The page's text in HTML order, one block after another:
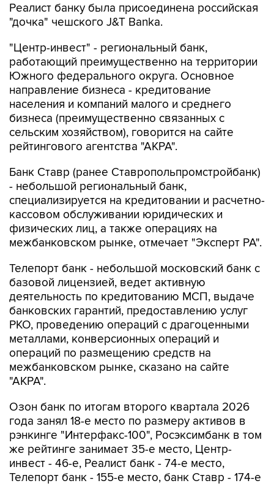
Реалист банку была присоединена российская
"дочка" чешского J&T Banka.
"Центр-инвест" - региональный банк,
работающий преимущественно на территории
Южного федерального округа. Основное
направление бизнеса - кредитование
населения и компаний малого и среднего
бизнеса (преимущественно связанных с
сельским хозяйством), говорится на сайте
рейтингового агентства "АКРА".
Банк Ставр (ранее Ставропольпромстройбанк)
- небольшой региональный банк,
специализируется на кредитовании и расчетно-
кассовом обслуживании юридических и
физических лиц, а также операциях на
межбанковском рынке, отмечает "Эксперт РА".
Телепорт банк - небольшой московский банк с
базовой лицензией, ведет активную
деятельность по кредитованию МСП, выдаче
банковских гарантий, предоставлению услуг
РКО, проведению операций с драгоценными
металлами, конверсионных операций и
операций по размещению средств на
межбанковском рынке, сказано на сайте
"АКРА".
Озон банк по итогам второго квартала 2026
года занял 18-е место по размеру активов в
рэнкинге "Интерфакс-100", Росэксимбанк в том
же рейтинге занимает 35-е место, Центр-
инвест - 46-е, Реалист банк - 74-е место,
Телепорт банк - 155-е место, банк Ставр - 174-е